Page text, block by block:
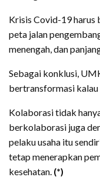
Krisis Covid-19 harus
peta jalan
menengah, dan
Sebagai konklusi,
bertransformasi
Kolaborasi tidak
berkolaborasi juga
pelaku usaha itu
tetap menerapkan
kesehatan. (*)